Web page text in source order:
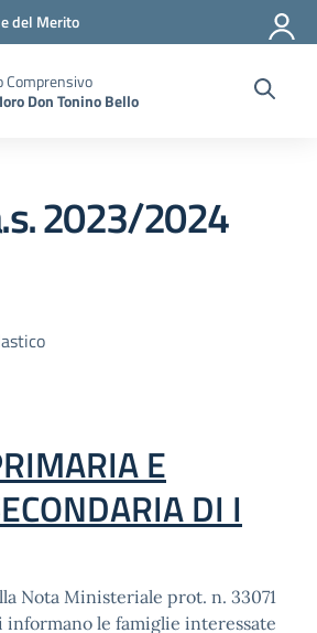
del Merito
Comprensivo
Don Tonino Bello
2023/2024
E
DI I
Nota Ministeriale prot. n. 33071
le famiglie interessate